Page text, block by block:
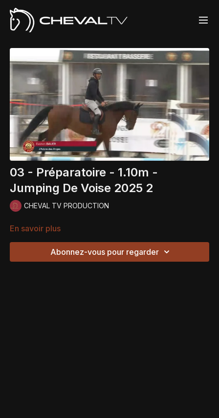
03 - Préparatoire - 1.10m -
Jumping De Voise 2025 2
CHEVAL TV PRODUCTION
En savoir plus
Abonnez-vous pour regarder